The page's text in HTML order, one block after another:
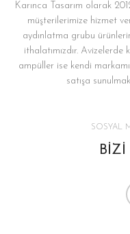
Karınca Tasarım olarak
müşterilerimize hizmet
aydınlatma grubu
ithalatımızdır. Avizelerde
ampüller ise kendi
satışa
SOSYAL
BİZİ